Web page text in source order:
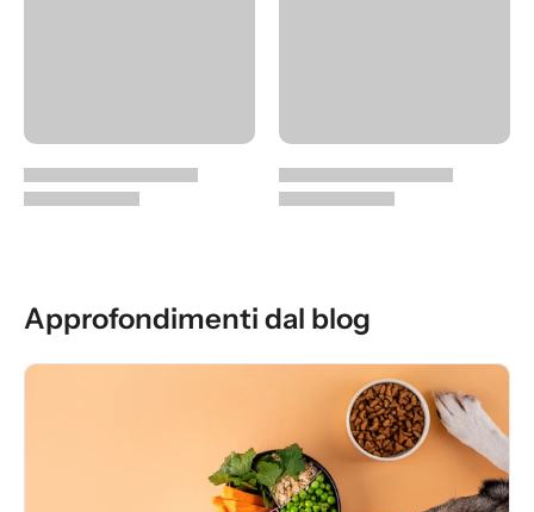
Approfondimenti dal blog